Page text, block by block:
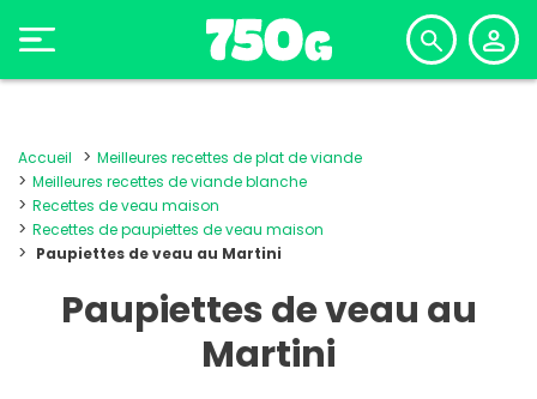
Accueil
Meilleures recettes de plat de viande
Meilleures recettes de viande blanche
Recettes de veau maison
Recettes de paupiettes de veau maison
Paupiettes de veau au Martini
Paupiettes de veau au
Martini